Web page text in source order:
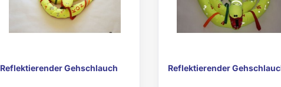
Vorschau
Reflektierender Gehschlauch Vorschau
Reflektierender